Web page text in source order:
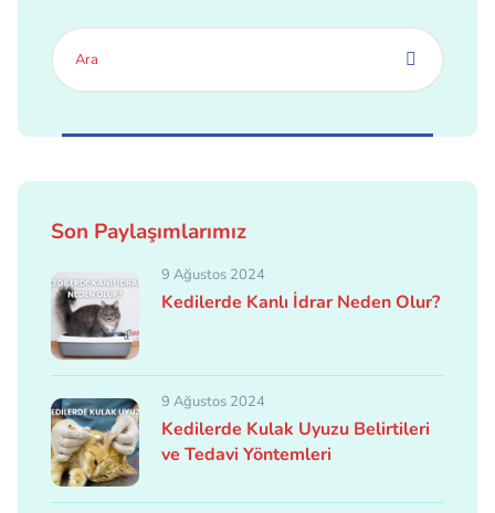
Son Paylaşımlarımız
9 Ağustos 2024
Kedilerde Kanlı İdrar Neden Olur?
9 Ağustos 2024
Kedilerde Kulak Uyuzu Belirtileri
ve Tedavi Yöntemleri